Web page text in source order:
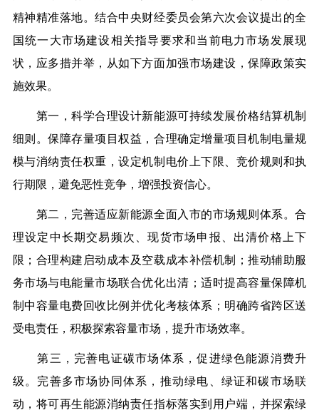
精神精准落地。结合中央财经委员会第六次会议提出的全
国统一大市场建设相关指导要求和当前电力市场发展现
状，应多措并举，从如下方面加强市场建设，保障政策实
施效果。
第一，科学合理设计新能源可持续发展价格结算机制
细则。保障存量项目权益，合理确定增量项目机制电量规
模与消纳责任权重，设定机制电价上下限、竞价规则和执
行期限，避免恶性竞争，增强投资信心。
第二，完善适应新能源全面入市的市场规则体系。合
理设定中长期交易频次、现货市场申报、出清价格上下
限；合理构建启动成本及空载成本补偿机制；推动辅助服
务市场与电能量市场联合优化出清；适时提高容量保障机
制中容量电费回收比例并优化考核体系；明确跨省跨区送
受电责任，积极探索容量市场，提升市场效率。
第三，完善电证碳市场体系，促进绿色能源消费升
级。完善多市场协同体系，推动绿电、绿证和碳市场联
动，将可再生能源消纳责任指标落实到用户端，并探索绿